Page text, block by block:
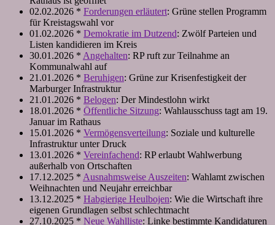
02.02.2026 * Forderungen erläutert: Grüne stellen Programm
für Kreistagswahl vor
01.02.2026 * Demokratie im Dutzend: Zwölf Parteien und
Listen kandidieren im Kreis
30.01.2026 * Angehalten: RP ruft zur Teilnahme an
Kommunalwahl auf
21.01.2026 * Beruhigen: Grüne zur Krisenfestigkeit der
Marburger Infrastruktur
21.01.2026 * Belogen: Der Mindestlohn wirkt
18.01.2026 * Öffentliche Sitzung: Wahlausschuss tagt am 19.
Januar im Rathaus
15.01.2026 * Vermögensverteilung: Soziale und kulturelle
Infrastruktur unter Druck
13.01.2026 * Vereinfachend: RP erlaubt Wahlwerbung
außerhalb von Ortschaften
17.12.2025 * Ausnahmsweise Auszeiten: Wahlamt zwischen
Weihnachten und Neujahr erreichbar
13.12.2025 * Habgierige Heulbojen: Wie die Wirtschaft ihre
eigenen Grundlagen selbst schlechtmacht
27.10.2025 * Neue Wahlliste: Linke bestimmte Kandidaturen